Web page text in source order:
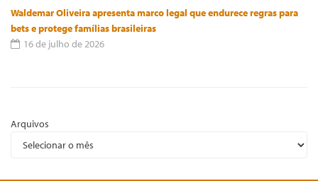
Waldemar Oliveira apresenta marco legal que endurece regras para
bets e protege famílias brasileiras
16 de julho de 2026
Arquivos